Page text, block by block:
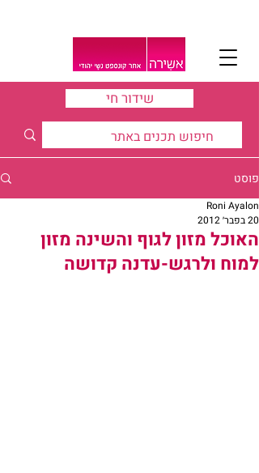
שידור חי
פוסט
האוכל מזון לגוף והשינה מזון
למוח ולרגש-עדנה קדושה
Roni Ayalon
20 בפבר׳ 2012